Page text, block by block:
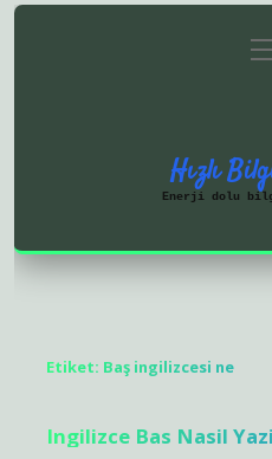
aç
Hızlı
Enerji dolu
Etiket: Baş ingilizcesi ne
Ingilizce Bas Nasil